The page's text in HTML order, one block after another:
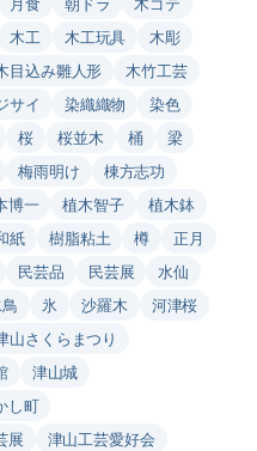
木工 木工玩具
木彫
目込み雛人形
木竹工芸
サイ 染織織物
染色
桜 桜並木 桶
梁
梅雨明け
棟方志功
博一 植木智子
植木鉢
紙 樹脂粘土 樽
正月
民芸品 民芸展
水仙
氷 沙羅木
河津桜
山さくらまつり
津山城
し町
展
津山工芸愛好会